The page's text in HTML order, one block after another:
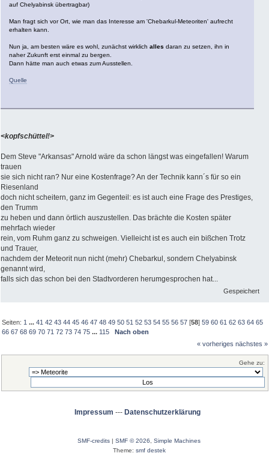
auf Chelyabinsk übertragbar)
Man fragt sich vor Ort, wie man das Interesse am 'Chebarkul-Meteoriten' aufrecht
erhalten kann.
Nun ja, am besten wäre es wohl, zunächst wirklich alles daran zu setzen, ihn in
naher Zukunft erst einmal zu bergen.
Dann hätte man auch etwas zum Ausstellen.
Quelle
<kopfschüttel!>
Dem Steve "Arkansas" Arnold wäre da schon längst was eingefallen! Warum
trauen
sie sich nicht ran? Nur eine Kostenfrage? An der Technik kann´s für so ein
Riesenland
doch nicht scheitern, ganz im Gegenteil: es ist auch eine Frage des Prestiges,
den Trumm
zu heben und dann örtlich auszustellen. Das brächte die Kosten später
mehrfach wieder
rein, vom Ruhm ganz zu schweigen. Vielleicht ist es auch ein bißchen Trotz
und Trauer,
nachdem der Meteorit nun nicht (mehr) Chebarkul, sondern Chelyabinsk
genannt wird,
falls sich das schon bei den Stadtvorderen herumgesprochen hat...
Gespeichert
Seiten: 1 ...41 42 43 44 45 46 47 48 49 50 51 52 53 54 55 56 57 [58]59 60 61 62 63 64 65
66 67 68 69 70 71 72 73 74 75 ... 115
Nach oben
« vorheriges nächstes »
Gehe zu:
Impressum --- Datenschutzerklärung
SMF-credits SMF © 2026, Simple Machines
Theme: smf destek